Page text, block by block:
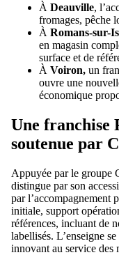
À Deauville,
fromages, pêche
À Romans-sur-
en magasin
surface et de
À Voiron, un
ouvre une
économique
Une franchise
soutenue par
Appuyée par le groupe
distingue par son
par l’accompagnement
initiale, support
références, incluant de
labellisés. L’enseigne
innovant au service des